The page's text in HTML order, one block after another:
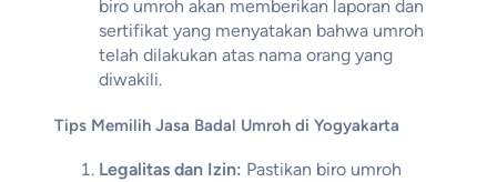
biro umroh akan memberikan laporan dan
sertifikat yang menyatakan bahwa umroh
telah dilakukan atas nama orang yang
diwakili.
Tips Memilih Jasa Badal Umroh di Yogyakarta
Legalitas dan Izin: Pastikan biro umroh